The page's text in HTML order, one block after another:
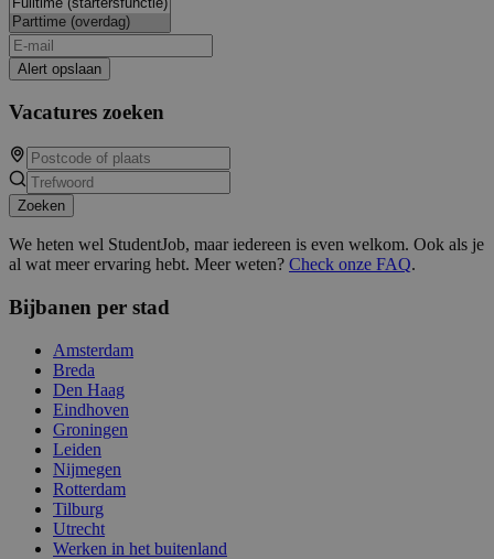
Alert opslaan
Vacatures zoeken
Zoeken
We heten wel StudentJob, maar iedereen is even welkom. Ook als je
al wat meer ervaring hebt. Meer weten? Check onze FAQ.
Bijbanen per stad
Amsterdam
Breda
Den Haag
Eindhoven
Groningen
Leiden
Nijmegen
Rotterdam
Tilburg
Utrecht
Werken in het buitenland